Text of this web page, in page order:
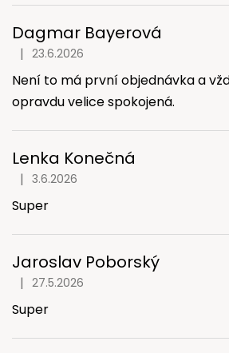
ý
p
h
o
n
o
c
n
Dagmar Bayerová
Hodnocení produktu je 5 z 5
| 23.6.2026
Není to má první objednávka a
opravdu velice spokojená.
Lenka Konečná
Hodnocení produktu je 5 z 5
| 3.6.2026
Super
Jaroslav Poborský
Hodnocení produktu je 5 z 5
| 27.5.2026
Super